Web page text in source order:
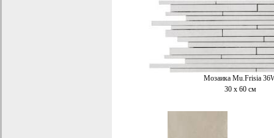
Мозаика Mu.Frisia
30 x 60 см